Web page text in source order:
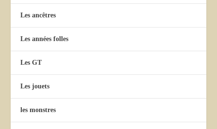
Les ancêtres
Les années folles
Les GT
Les jouets
les monstres